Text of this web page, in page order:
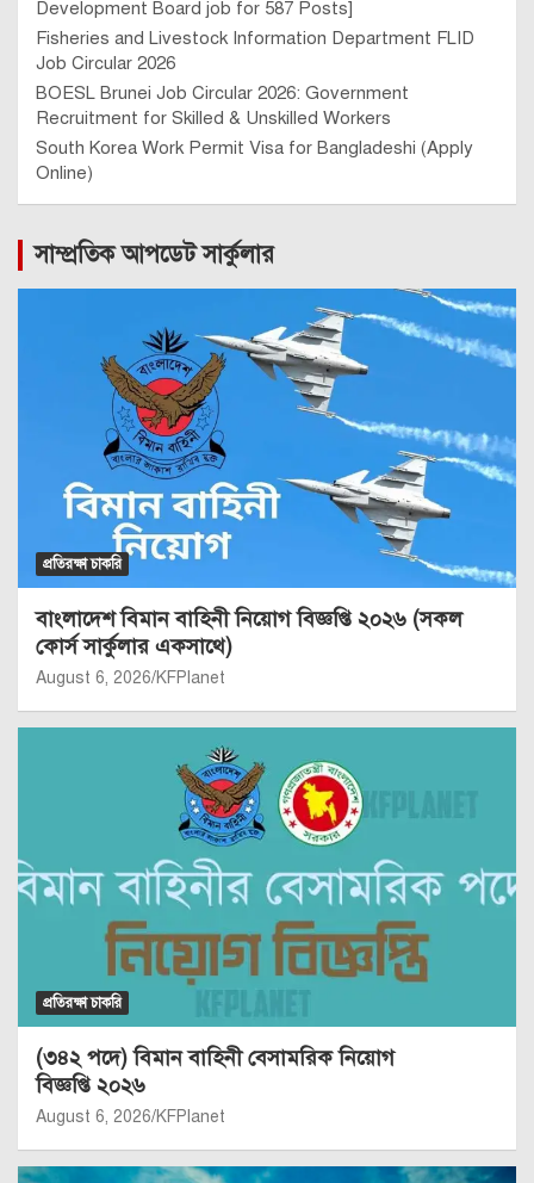
Development Board job for 587 Posts]
Fisheries and Livestock Information Department FLID
Job Circular 2026
BOESL Brunei Job Circular 2026: Government
Recruitment for Skilled & Unskilled Workers
South Korea Work Permit Visa for Bangladeshi (Apply
Online)
সাম্প্রতিক আপডেট সার্কুলার
প্রতিরক্ষা চাকরি
বাংলাদেশ বিমান বাহিনী নিয়োগ বিজ্ঞপ্তি ২০২৬ (সকল
কোর্স সার্কুলার একসাথে)
August 6, 2026 KFPlanet
প্রতিরক্ষা চাকরি
(৩৪২ পদে) বিমান বাহিনী বেসামরিক নিয়োগ
বিজ্ঞপ্তি ২০২৬
August 6, 2026 KFPlanet